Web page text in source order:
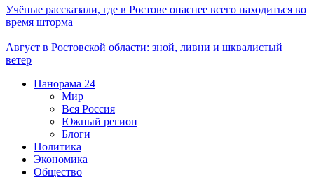
Учёные рассказали, где в Ростове опаснее всего находиться во
время шторма
Август в Ростовской области: зной, ливни и шквалистый
ветер
Панорама 24
Мир
Вся Россия
Южный регион
Блоги
Политика
Экономика
Общество